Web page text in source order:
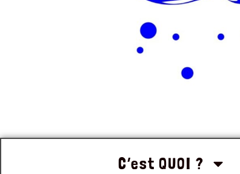
C’est QUOI ?